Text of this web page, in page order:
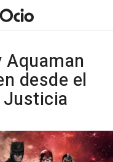
Aquaman
desde el
Justicia